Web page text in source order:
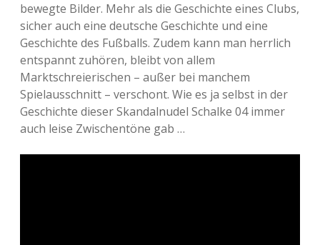
bewegte Bilder. Mehr als die Geschichte eines Clubs,
sicher auch eine deutsche Geschichte und eine
Geschichte des Fußballs. Zudem kann man herrlich
entspannt zuhören, bleibt von allem
Marktschreierischen – außer bei manchem
Spielausschnitt – verschont. Wie es ja selbst in der
Geschichte dieser Skandalnudel Schalke 04 immer
auch leise Zwischentöne gab …